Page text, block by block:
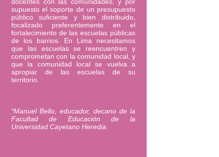
supuesto el soporte de un presupuesto
público suficiente y bien distribuido,
focalizado preferentemente en el
fortalecimiento de las escuelas públicas
de los barrios. En Lima necesitamos
que las escuelas se reencuentren y
comprometan con la comunidad local, y
que la comunidad local se vuelva a
apropiar de las escuelas de su
territorio.
*Manuel Bello, educador, decano de la
Facultad de Educación de la
Universidad Cayetano Heredia.